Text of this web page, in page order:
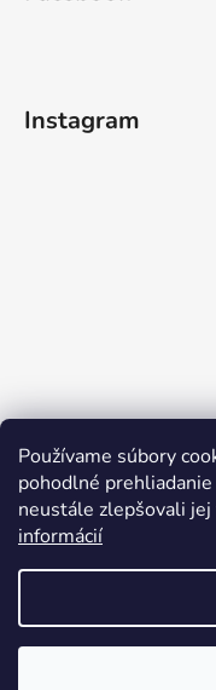
Používame súbory
pohodlné
neustále zlepšovali
informácií
Instagram